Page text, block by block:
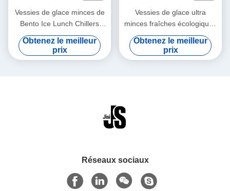
Vessies de glace minces de
Bento Ice Lunch Chillers
Ultra de catégorie
comestible d'OEM/ODM
pour des enfants
Obtenez le meilleur
prix
Vessies de glace ultra
minces fraîches écologiques
de refroidisseurs pour la
nourriture/bière 15cm x
10cm x 1cm
Obtenez le meilleur
prix
Réseaux sociaux